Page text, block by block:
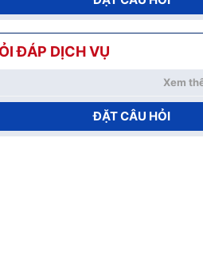
ĐÁP DỊCH VỤ
Xem
ĐẶT CÂU HỎI